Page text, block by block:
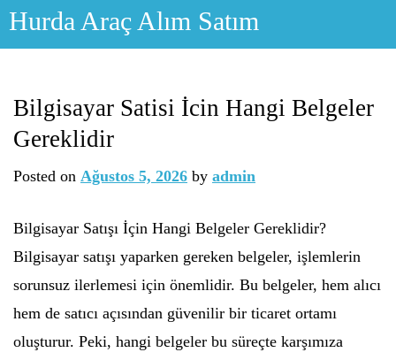
Skip
Hurda Araç Alım Satım
Bilgisayar Satisi İcin Hangi Belgeler
Gereklidir
Posted on Ağustos 5, 2026 by admin
Bilgisayar Satışı İçin Hangi Belgeler Gereklidir?
Bilgisayar satışı yaparken gereken belgeler, işlemlerin
sorunsuz ilerlemesi için önemlidir. Bu belgeler, hem alıcı
hem de satıcı açısından güvenilir bir ticaret ortamı
oluşturur. Peki, hangi belgeler bu süreçte karşımıza